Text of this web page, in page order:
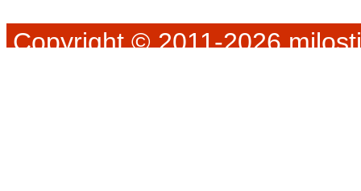
Copyright © 2011-2026